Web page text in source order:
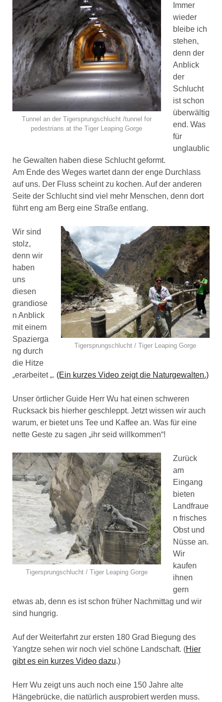
Tunnel an der Tigersprungschlucht /tunnel for
pedestrians at the Tiger Leaping Gorge
Immer
wieder
bleibe ich
stehen,
denn der
Anblick
der
Schlucht
ist schon
überwältig
end. Was
für
unglaublic
he Gewalten haben diese Schlucht geformt.
Am Ende des Weges wartet dann der enge Durchlass
auf uns. Der Fluss scheint zu kochen. Auf der anderen
Seite der Schlucht sind viel mehr Menschen, denn dort
führt eng am Berg eine Straße entlang.
Tigersprungschlucht / Tiger Leaping Gorge
Wir sind
stolz,
denn wir
haben
uns
diesen
grandiose
n Anblick
mit einem
Spazierga
ng durch
die Hitze
„erarbeitet „. (Ein kurzes Video zeigt die Naturgewalten.)
Unser örtlicher Guide Herr Wu hat einen schweren
Rucksack bis hierher geschleppt. Jetzt wissen wir auch
warum, er bietet uns Tee und Kaffee an. Was für eine
nette Geste zu sagen „ihr seid willkommen“!
Tigersprungschlucht / Tiger Leaping Gorge
Zurück
am
Eingang
bieten
Landfraue
n frisches
Obst und
Nüsse an.
Wir
kaufen
ihnen
gern
etwas ab, denn es ist schon früher Nachmittag und wir
sind hungrig.
Auf der Weiterfahrt zur ersten 180 Grad Biegung des
Yangtze sehen wir noch viel schöne Landschaft. (Hier
gibt es ein kurzes Video dazu.)
Herr Wu zeigt uns auch noch eine 150 Jahre alte
Hängebrücke, die natürlich ausprobiert werden muss.